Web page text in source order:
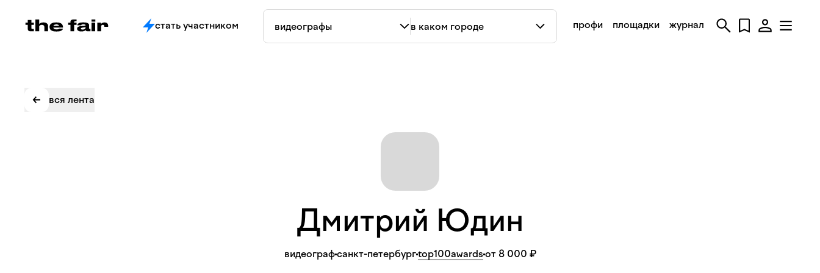
профи площадки журнал
стать участником
вся лента
Дмитрий Юдин
видеографсанкт-петербургtop100awardsот 8 000 ₽